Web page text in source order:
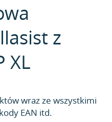
z
XL
wraz ze wszystkimi
EAN itd.